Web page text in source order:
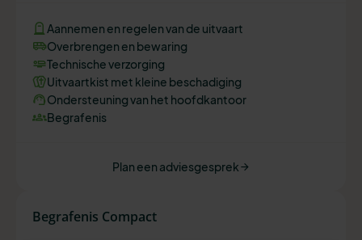
Aannemen en regelen van de uitvaart
Overbrengen en bewaring
Technische verzorging
Uitvaartkist met kleine beschadiging
Ondersteuning van het hoofdkantoor
Begrafenis
Plan een adviesgesprek
Begrafenis Compact